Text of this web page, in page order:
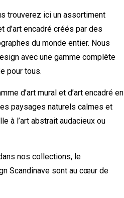
trouverez ici un assortiment
d’art encadré créés par des
du monde entier. Nous
avec une gamme complète
pour tous.
d’art mural et d’art encadré en
paysages naturels calmes et
à l’art abstrait audacieux ou
nos collections, le
Scandinave sont au cœur de